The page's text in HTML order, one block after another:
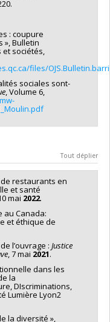
: coupure
Bulletin
et sociétés,
files/
sociales sont-
, Volume 6,
Tout déplier
restaurants en
et santé
mai 2022.
au Canada:
et éthique de
l’ouvrage : Justice
, 7 mai 2021.
dans les
la
DIscriminations,
Lumière Lyon2
la diversité »,